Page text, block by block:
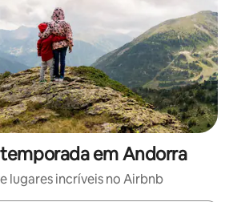
em Andorra
lugares incríveis no Airbnb